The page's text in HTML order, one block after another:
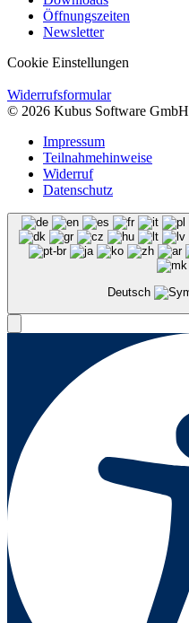
Öffnungszeiten
Newsletter
Cookie Einstellungen
Widerrufsformular
© 2026 Kubus Software GmbH
Impressum
Teilnahmehinweise
Widerruf
Datenschutz
Deutsch